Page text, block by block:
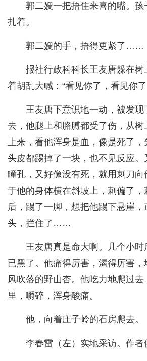
郭二嫂一把捂住来喜的嘴。
扎着。
郭二嫂的手，捂得更紧了……
报社行政科科长王友唐躲在
着胡乱大喊：“看见你了，看见你
王友唐下意识地一动，被发现
去，他腿上和胳膊都受了伤，从树
上来，看他浑身是血，像是死了
头皮都踢掉了一块，也不见反应
瞳孔，又好像没有死，就用刺刀向
于他的身体横在斜坡上，刺偏了
后，踢了一脚，想把他踢下悬崖
头，拦住了……
王友唐真是命大啊。几个小时
已黑了。他痛得厉害，渴得厉害
风吹落的野山杏。他吃力地爬过
里，嚼碎，浑身酸痛。
他，向着庄子岭的石房爬去。
李春雷（左）实地采访。作者